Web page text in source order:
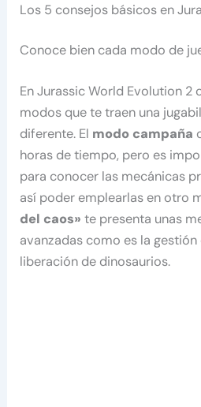
Los 5 consejos básicos en
Conoce bien cada modo de
En Jurassic World Evolution 2
modos que te traen una
diferente. El modo campaña
horas de tiempo, pero es
para conocer las mecánicas
así poder emplearlas en otro
del caos» te presenta unas
avanzadas como es la
liberación de dinosaurios.